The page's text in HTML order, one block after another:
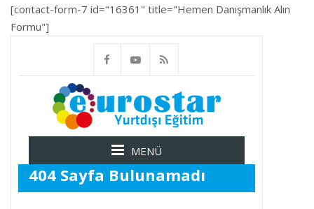
[contact-form-7 id="16361" title="Hemen Danışmanlık Alın
Formu"]